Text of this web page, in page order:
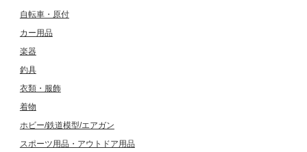
自転車・原付
カー用品
楽器
釣具
衣類・服飾
着物
ホビー/鉄道模型/エアガン
スポーツ用品・アウトドア用品